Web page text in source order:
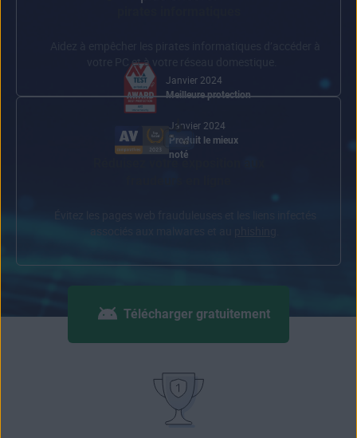
Janvier 2024
Meilleure protection
Janvier 2024
Produit le mieux
noté
Télécharger gratuitement
votre PC et à votre réseau domestique.
Réduisez votre exposition aux